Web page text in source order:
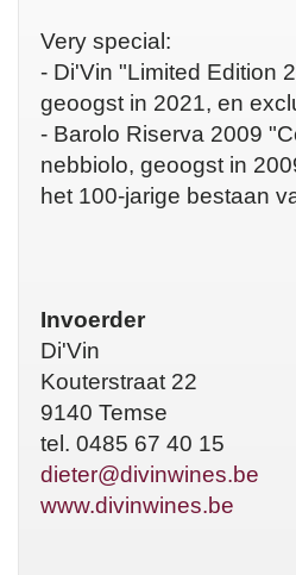
Very special:
- Di'Vin "Limited Edition
geoogst in 2021, en
- Barolo Riserva 2009
nebbiolo, geoogst in
het 100-jarige bestaan
Invoerder
Di'Vin
Kouterstraat 22
9140 Temse
tel. 0485 67 40 15
dieter@divinwines.be
www.divinwines.be